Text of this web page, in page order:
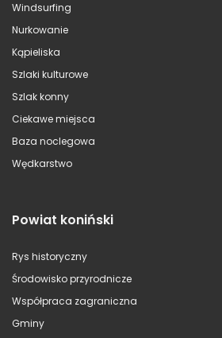
Windsurfing
Nurkowanie
Kąpieliska
Szlaki kulturowe
Szlak konny
Ciekawe miejsca
Baza noclegowa
Wędkarstwo
Powiat koniński
Rys historyczny
Środowisko przyrodnicze
Współpraca zagraniczna
Gminy